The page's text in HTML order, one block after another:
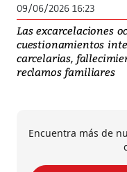
09/06/2026 16:23
Las excarcelaciones
cuestionamientos
carcelarias,
reclamos familiares
Encuentra más de